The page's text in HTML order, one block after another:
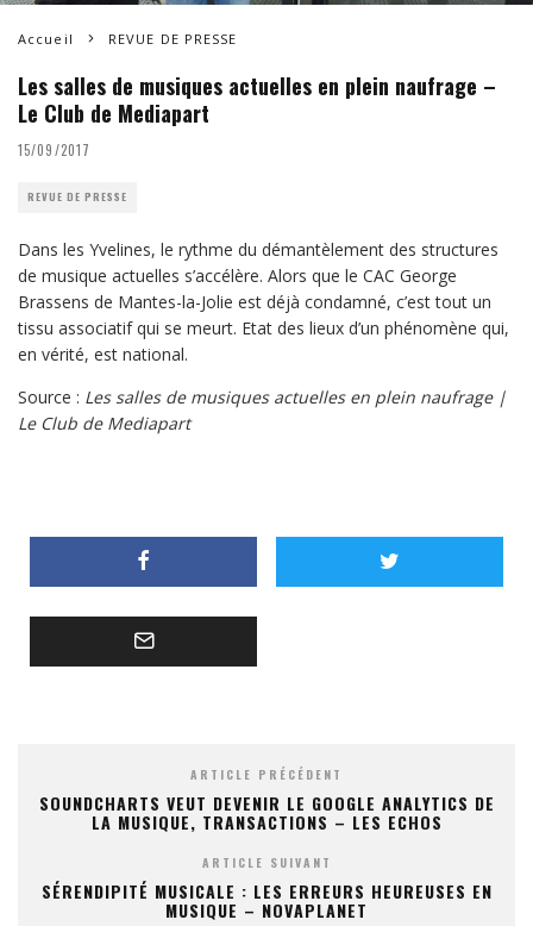
Accueil REVUE DE PRESSE
Les salles de musiques actuelles en plein naufrage –
Le Club de Mediapart
15/09/2017
REVUE DE PRESSE
Dans les Yvelines, le rythme du démantèlement des structures
de musique actuelles s’accélère. Alors que le CAC George
Brassens de Mantes-la-Jolie est déjà condamné, c’est tout un
tissu associatif qui se meurt. Etat des lieux d’un phénomène qui,
en vérité, est national.
Source : Les salles de musiques actuelles en plein naufrage |
Le Club de Mediapart
ARTICLE PRÉCÉDENT
SOUNDCHARTS VEUT DEVENIR LE GOOGLE ANALYTICS DE
LA MUSIQUE, TRANSACTIONS – LES ECHOS
ARTICLE SUIVANT
SÉRENDIPITÉ MUSICALE : LES ERREURS HEUREUSES EN
MUSIQUE – NOVAPLANET